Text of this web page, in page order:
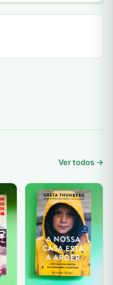
Ver todos →